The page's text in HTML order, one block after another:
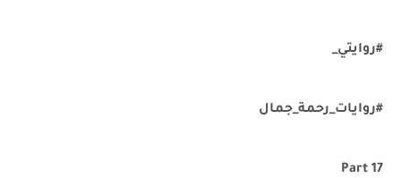
#روايتي_
#روايات_رحمة_جمال
Part 17